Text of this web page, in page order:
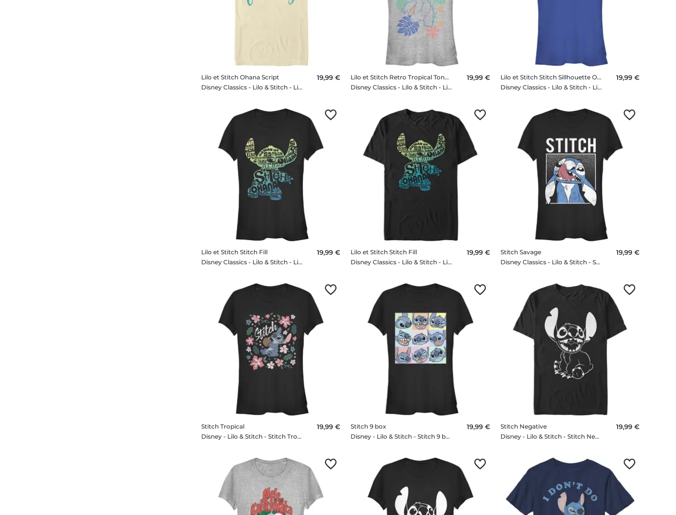
Lilo et Stitch Ohana Script
Disney Classics - Lilo & Stitch - Lilo et Stitch Ohana Script - Homme T-shirt
19,99 €
Lilo et Stitch Retro Tropical Tonal Stitch
Disney Classics - Lilo & Stitch - Lilo et Stitch Retro Tropical Tonal Stitch - Femme T-shirt
19,99 €
Lilo et Stitch Stitch Sillhouette Ohana
Disney Classics - Lilo & Stitch - Lilo et Stitch Stitch Sillhouette Ohana - Femme T-shirt
19,99 €
Lilo et Stitch Stitch Fill
Disney Classics - Lilo & Stitch - Lilo et Stitch Stitch Fill - Femme T-shirt
19,99 €
Lilo et Stitch Stitch Fill
Disney Classics - Lilo & Stitch - Lilo et Stitch Stitch Fill - Homme T-shirt
19,99 €
Stitch Savage
Disney Classics - Lilo & Stitch - Stitch Savage - Femme T-shirt
19,99 €
Stitch Tropical
Disney - Lilo & Stitch - Stitch Tropical - Femme T-shirt
19,99 €
Stitch 9 box
Disney - Lilo & Stitch - Stitch 9 box - Femme T-shirt
19,99 €
Stitch Negative
Disney - Lilo & Stitch - Stitch Negative - Homme T-shirt
19,99 €